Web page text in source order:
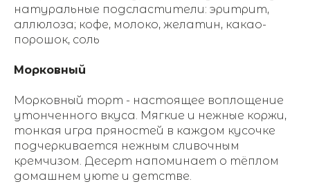
натуральные подсластители: эритрит,
аллюлоза; кофе, молоко, желатин, какао-
порошок, соль
Морковный
Морковный торт - настоящее воплощение
утонченного вкуса. Мягкие и нежные коржи,
тонкая игра пряностей в каждом кусочке
подчеркивается нежным сливочным
кремчизом. Десерт напоминает о тёплом
домашнем уюте и детстве.